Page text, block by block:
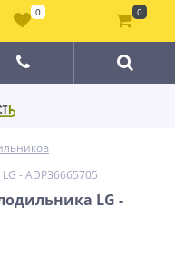
- ADP36665705
LG -
0 0